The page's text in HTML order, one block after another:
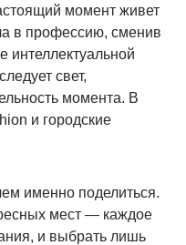
момент живет
в профессию, сменив
интеллектуальной
свет,
момента. В
и городские
именно поделиться.
мест — каждое
и выбрать лишь